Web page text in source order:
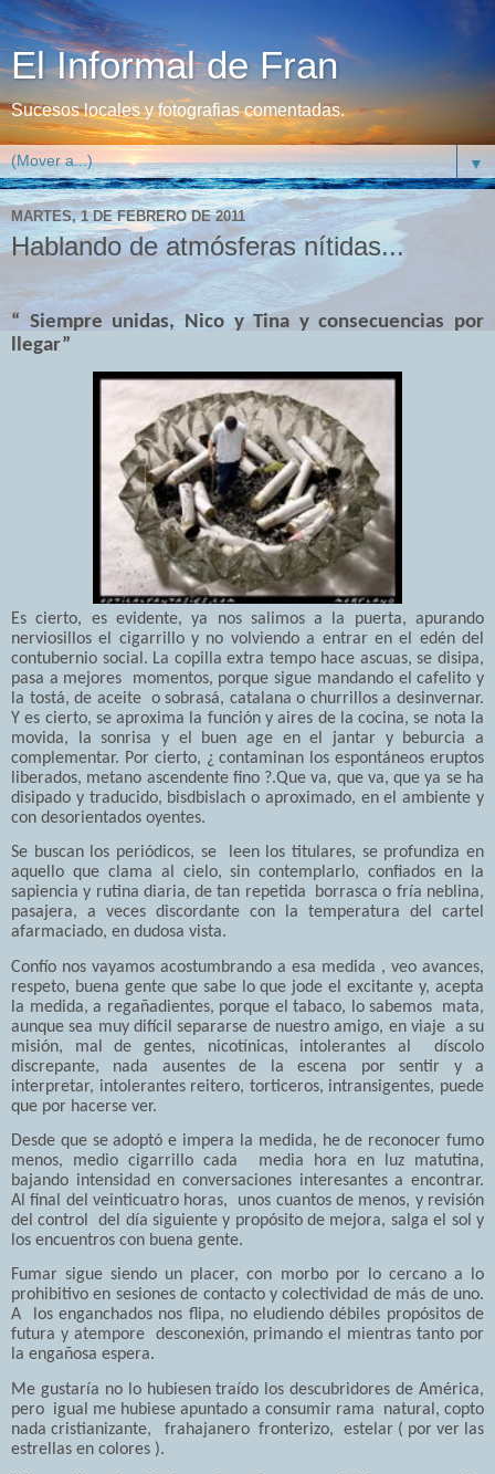
El Informal de Fran
Sucesos locales y fotografias comentadas.
▼
MARTES, 1 DE FEBRERO DE 2011
Hablando de atmósferas nítidas...
“ Siempre unidas, Nico y Tina y consecuencias por
llegar”
Es cierto, es evidente, ya nos salimos a la puerta, apurando
nerviosillos el cigarrillo y no volviendo a entrar en el edén del
contubernio social. La copilla extra tempo hace ascuas, se disipa,
pasa a mejores momentos, porque sigue mandando el cafelito y
la tostá, de aceite o sobrasá, catalana o churrillos a desinvernar.
Y es cierto, se aproxima la función y aires de la cocina, se nota la
movida, la sonrisa y el buen age en el jantar y beburcia a
complementar. Por cierto, ¿ contaminan los espontáneos eruptos
liberados, metano ascendente fino ?.Que va, que va, que ya se ha
disipado y traducido, bisdbislach o aproximado, en el ambiente y
con desorientados oyentes.
Se buscan los periódicos, se leen los titulares, se profundiza en
aquello que clama al cielo, sin contemplarlo, confiados en la
sapiencia y rutina diaria, de tan repetida borrasca o fría neblina,
pasajera, a veces discordante con la temperatura del cartel
afarmaciado, en dudosa vista.
Confío nos vayamos acostumbrando a esa medida , veo avances,
respeto, buena gente que sabe lo que jode el excitante y, acepta
la medida, a regañadientes, porque el tabaco, lo sabemos mata,
aunque sea muy difícil separarse de nuestro amigo, en viaje a su
misión, mal de gentes, nicotínicas, intolerantes al díscolo
discrepante, nada ausentes de la escena por sentir y a
interpretar, intolerantes reitero, torticeros, intransigentes, puede
que por hacerse ver.
Desde que se adoptó e impera la medida, he de reconocer fumo
menos, medio cigarrillo cada media hora en luz matutina,
bajando intensidad en conversaciones interesantes a encontrar.
Al final del veinticuatro horas, unos cuantos de menos, y revisión
del control del día siguiente y propósito de mejora, salga el sol y
los encuentros con buena gente.
Fumar sigue siendo un placer, con morbo por lo cercano a lo
prohibitivo en sesiones de contacto y colectividad de más de uno.
A los enganchados nos flipa, no eludiendo débiles propósitos de
futura y atempore desconexión, primando el mientras tanto por
la engañosa espera.
Me gustaría no lo hubiesen traído los descubridores de América,
pero igual me hubiese apuntado a consumir rama natural, copto
nada cristianizante, frahajanero fronterizo, estelar ( por ver las
estrellas en colores ).